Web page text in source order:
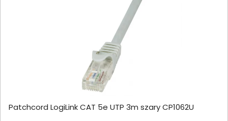
Patchcord LogiLink CAT 5e UTP 3m szary CP1062U